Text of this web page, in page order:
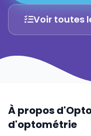
Voir toutes
À propos
d'optométrie